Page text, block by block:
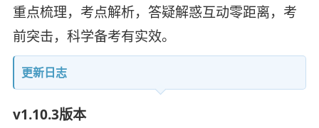
重点梳理，考点解析，答疑解惑互动零距离，考
前突击，科学备考有实效。
更新日志
v1.10.3版本